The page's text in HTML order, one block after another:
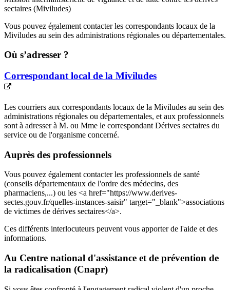
sectaires (Miviludes)
Vous pouvez également contacter les correspondants locaux de la
Miviludes au sein des administrations régionales ou départementales.
Où s’adresser ?
Correspondant local de la Miviludes
Les courriers aux correspondants locaux de la Miviludes au sein des
administrations régionales ou départementales, et aux professionnels
sont à adresser à M. ou Mme le correspondant Dérives sectaires du
service ou de l'organisme concerné.
Auprès des professionnels
Vous pouvez également contacter les professionnels de santé
(conseils départementaux de l'ordre des médecins, des
pharmaciens,...) ou les <a href="https://www.derives-
sectes.gouv.fr/quelles-instances-saisir" target="_blank">associations
de victimes de dérives sectaires</a>.
Ces différents interlocuteurs peuvent vous apporter de l'aide et des
informations.
Au Centre national d'assistance et de prévention de
la radicalisation (Cnapr)